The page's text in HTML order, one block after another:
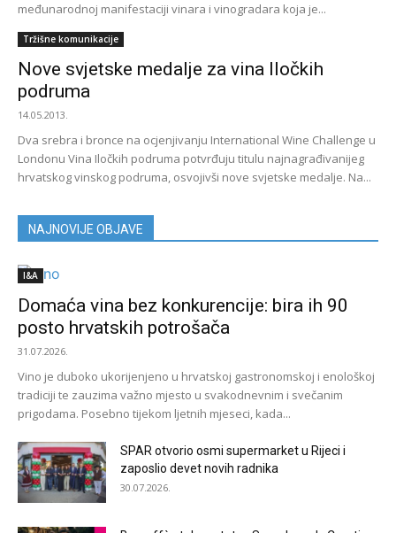
međunarodnoj manifestaciji vinara i vinogradara koja je...
Tržišne komunikacije
Nove svjetske medalje za vina Iločkih
podruma
14.05.2013.
Dva srebra i bronce na ocjenjivanju International Wine Challenge u
Londonu Vina Iločkih podruma potvrđuju titulu najnagrađivanijeg
hrvatskog vinskog podruma, osvojivši nove svjetske medalje. Na...
NAJNOVIJE OBJAVE
I&A
Domaća vina bez konkurencije: bira ih 90
posto hrvatskih potrošača
31.07.2026.
Vino je duboko ukorijenjeno u hrvatskoj gastronomskoj i enološkoj
tradiciji te zauzima važno mjesto u svakodnevnim i svečanim
prigodama. Posebno tijekom ljetnih mjeseci, kada...
SPAR otvorio osmi supermarket u Rijeci i
zaposlio devet novih radnika
30.07.2026.